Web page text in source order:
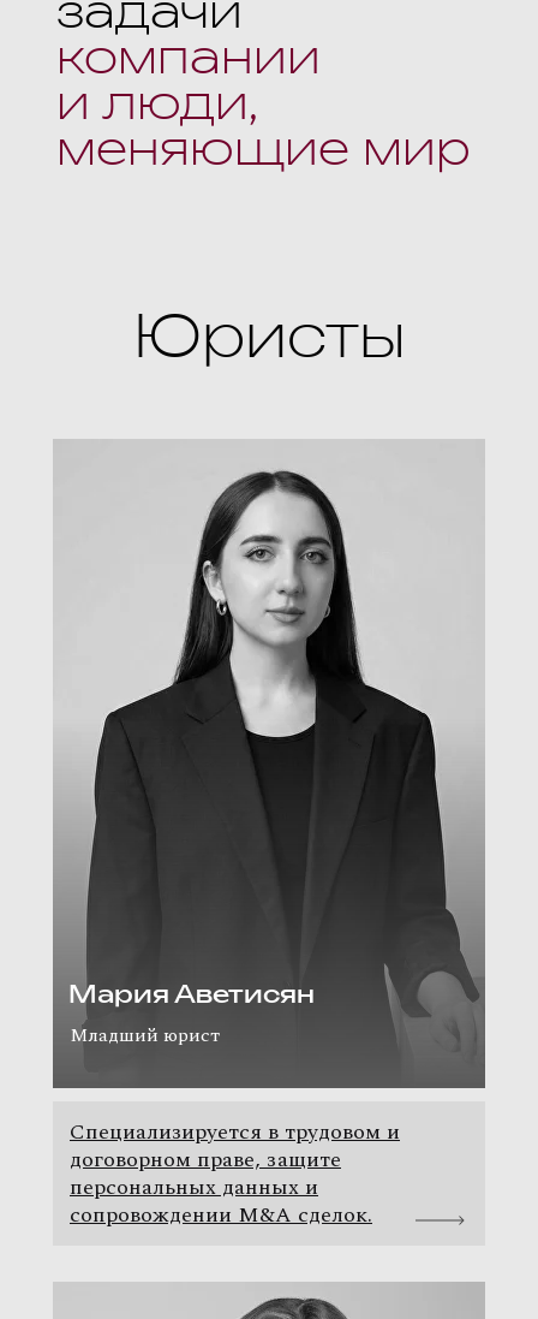
компании
и люди,
меняющие мир
Юристы
Специализируется в трудовом и
договорном праве, защите
персональных данных и
сопровождении M&A сделок.
Мария Аветисян
Младший юрист